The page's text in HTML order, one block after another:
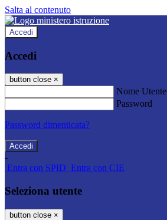
Salta al contenuto
Accedi
Accedi
button close ×
Nome Utente
Password
Password dimenticata?
-
Entra con SPID Entra con CIE
Seleziona utente
button close ×